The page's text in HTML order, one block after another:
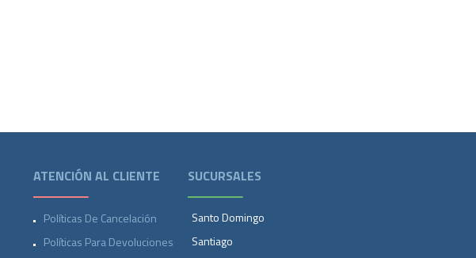
ATENCIÓN AL CLIENTE
Políticas De Cancelación
Políticas Para Devoluciones
SUCURSALES
Santo Domingo
Santiago